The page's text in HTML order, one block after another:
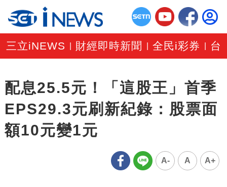
三立iNEWS 財經即時新聞 |全民i彩券 台
配息25.5元！「這股王」首季
EPS29.3元刷新紀錄：股票面
額10元變1元
A- A A+